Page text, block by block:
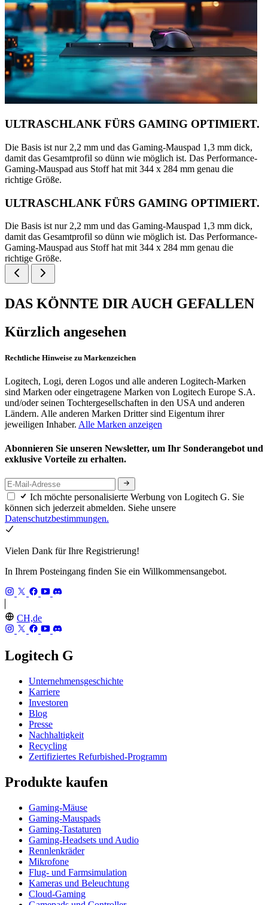
ULTRASCHLANK FÜRS GAMING OPTIMIERT.
Die Basis ist nur 2,2 mm und das Gaming-Mauspad 1,3 mm dick,
damit das Gesamtprofil so dünn wie möglich ist. Das Performance-
Gaming-Mauspad aus Stoff hat mit 344 x 284 mm genau die
richtige Größe.
ULTRASCHLANK FÜRS GAMING OPTIMIERT.
Die Basis ist nur 2,2 mm und das Gaming-Mauspad 1,3 mm dick,
damit das Gesamtprofil so dünn wie möglich ist. Das Performance-
Gaming-Mauspad aus Stoff hat mit 344 x 284 mm genau die
richtige Größe.
DAS KÖNNTE DIR AUCH GEFALLEN
Kürzlich angesehen
Rechtliche Hinweise zu Markenzeichen
Logitech, Logi, deren Logos und alle anderen Logitech-Marken
sind Marken oder eingetragene Marken von Logitech Europe S.A.
und/oder seinen Tochtergesellschaften in den USA und anderen
Ländern. Alle anderen Marken Dritter sind Eigentum ihrer
jeweiligen Inhaber. Alle Marken anzeigen
Abonnieren Sie unseren Newsletter, um Ihr Sonderangebot und
exklusive Vorteile zu erhalten.
Ich möchte personalisierte Werbung von Logitech G. Sie
können sich jederzeit abmelden. Siehe unsere
Datenschutzbestimmungen.
Vielen Dank für Ihre Registrierung!
In Ihrem Posteingang finden Sie ein Willkommensangebot.
CH,de
Logitech G
Unternehmensgeschichte
Karriere
Investoren
Blog
Presse
Nachhaltigkeit
Recycling
Zertifiziertes Refurbished-Programm
Produkte kaufen
Gaming-Mäuse
Gaming-Mauspads
Gaming-Tastaturen
Gaming-Headsets und Audio
Rennlenkräder
Mikrofone
Flug- und Farmsimulation
Kameras und Beleuchtung
Cloud-Gaming